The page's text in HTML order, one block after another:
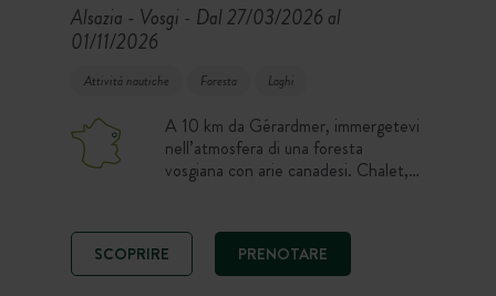
Alsazia - Vosgi - Dal 27/03/2026 al
01/11/2026
Attività nautiche Foresta Laghi
A 10 km da Gérardmer, immergetevi
nell’atmosfera di una foresta
vosgiana con arie canadesi. Chalet,
laghi di montagna, cascate, la Route
des Crêtes, escursioni, piscina e Spa
nella Foresta, assaporate i Vosgi
SCOPRIRE PRENOTARE